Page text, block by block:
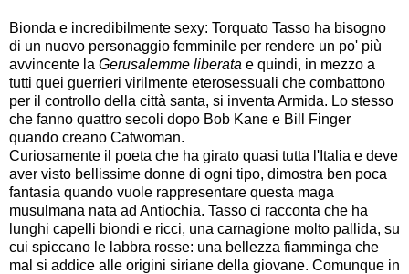
Bionda e incredibilmente sexy: Torquato Tasso ha bisogno
di un nuovo personaggio femminile per rendere un po' più
avvincente la Gerusalemme liberata e quindi, in mezzo a
tutti quei guerrieri virilmente eterosessuali che combattono
per il controllo della città santa, si inventa Armida. Lo stesso
che fanno quattro secoli dopo Bob Kane e Bill Finger
quando creano Catwoman.
Curiosamente il poeta che ha girato quasi tutta l'Italia e deve
aver visto bellissime donne di ogni tipo, dimostra ben poca
fantasia quando vuole rappresentare questa maga
musulmana nata ad Antiochia. Tasso ci racconta che ha
lunghi capelli biondi e ricci, una carnagione molto pallida, su
cui spiccano le labbra rosse: una bellezza fiamminga che
mal si addice alle origini siriane della giovane. Comunque in